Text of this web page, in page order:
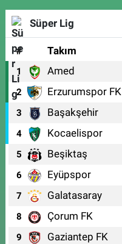
Süper Lig
# Takım
1 Amed
2 Erzurumspor FK
3 Başakşehir
4 Kocaelispor
5 Beşiktaş
6 Eyüpspor
7 Galatasaray
8 Çorum FK
9 Gaziantep FK